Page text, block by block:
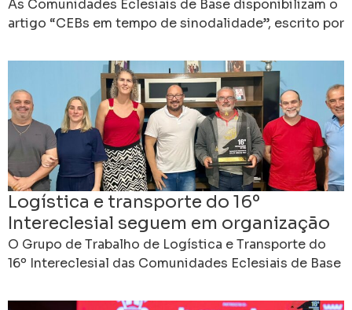
futuro da Igreja
As Comunidades Eclesiais de Base disponibilizam o
artigo “CEBs em tempo de sinodalidade”, escrito por
a contribuição
Logística e transporte do 16º
Intereclesial seguem em organização
em Cachoeiro
O Grupo de Trabalho de Logística e Transporte do
16º Intereclesial das Comunidades Eclesiais de Base
continuidade